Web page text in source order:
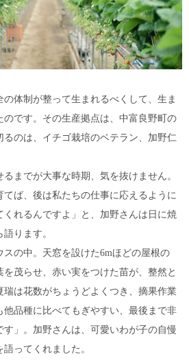
の体制が整って生まれるべくして、生ま
のです。その生産拠点は、中富良野町の
のは、イチゴ栽培のベテラン、加野仁
るまでが大事な時期、気を抜けません。
ば、後は私たちの仕事に応えるように
くれるんですよ」と、加野さんは日に焼
ります。
の中。天窓を設けた6mほどの屋根の
茂らせ、赤い実をつけた苗が、整然と
瑞は花数がちょうどよくつき、摘果作業
他品種に比べてもぎやすい、最後まで非
」。加野さんは、可愛いわが子の自慢
ってくれました。